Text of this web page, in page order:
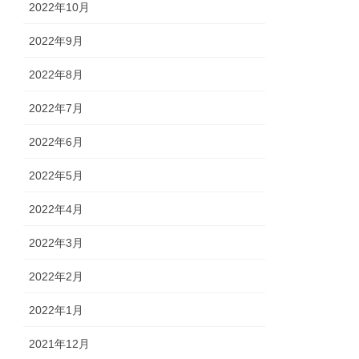
2022年10月
2022年9月
2022年8月
2022年7月
2022年6月
2022年5月
2022年4月
2022年3月
2022年2月
2022年1月
2021年12月